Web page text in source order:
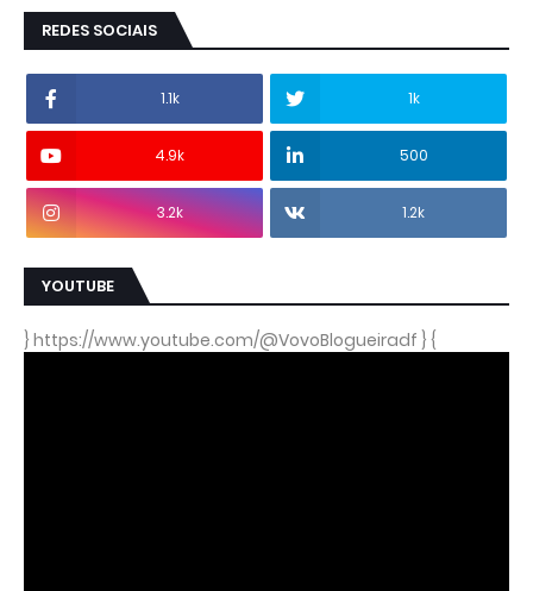
REDES SOCIAIS
1.1k 1k
4.9k 500
3.2k 1.2k
YOUTUBE
} https://www.youtube.com/@VovoBlogueiradf } {